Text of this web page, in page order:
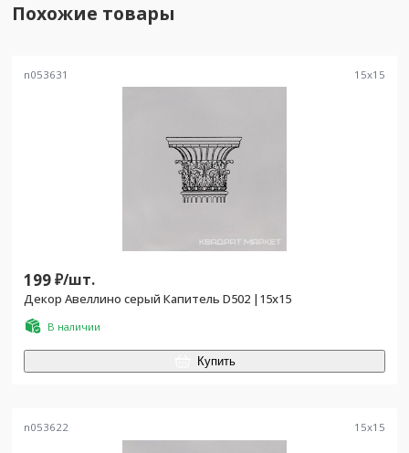
Похожие товары
n053631 15x15
199₽/шт.
Декор Авеллино серый Капитель D502 |15х15
В наличии
Купить
n053622 15x15